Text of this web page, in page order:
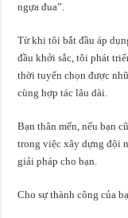
ngựa đua”.
Từ khi tôi bắt đầu áp
đầu khởi sắc, tôi phát
thời tuyển chọn được
cùng hợp tác lâu dài.
Bạn thân mến, nếu bạn
trong việc xây dựng đội
giải pháp cho bạn.
Cho sự thành công của